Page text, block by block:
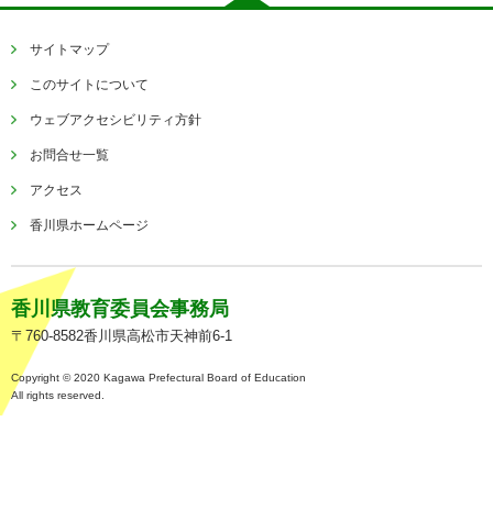
サイトマップ
このサイトについて
ウェブアクセシビリティ方針
お問合せ一覧
アクセス
香川県ホームページ
香川県教育委員会事務局
〒760-8582香川県高松市天神前6-1
Copyright © 2020 Kagawa Prefectural Board of Education
All rights reserved.